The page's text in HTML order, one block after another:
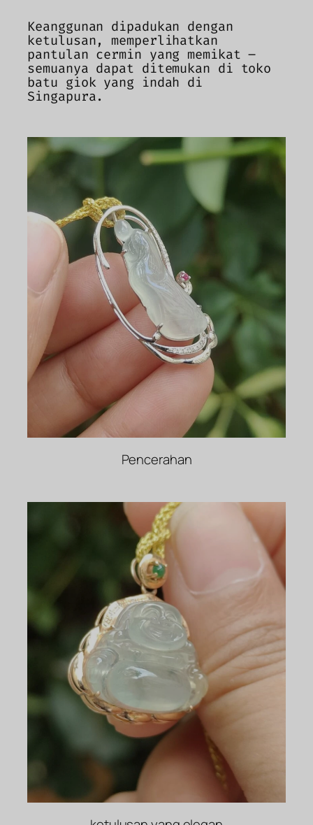
Keanggunan dipadukan dengan
ketulusan, memperlihatkan
pantulan cermin yang memikat –
semuanya dapat ditemukan di toko
batu giok yang indah di
Singapura.
Pencerahan